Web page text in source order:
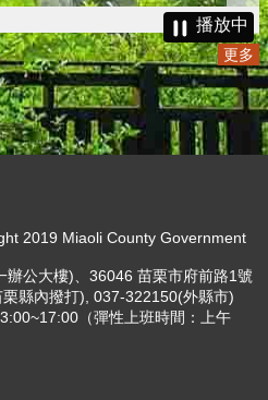
播放中
更多
2019 Miaoli County Government
公大樓)、36046 苗栗市府前路1號
縣內撥打), 037-322150(外縣市)
（彈性上班時間：上午